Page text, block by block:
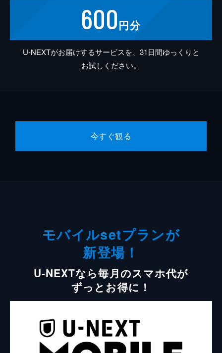
600円分
U-NEXTがお届けするサービスを、31日間ゆっくりと
お試しください。
今すぐ観る
モバイルsetプランが
新登場！
U-NEXTなら毎月のスマホ代が
ずっとお得に！